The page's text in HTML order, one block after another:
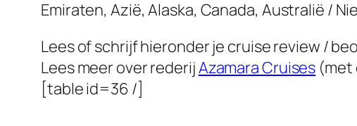
Emiraten, Azië, Alaska, Canada, Australië /
Lees of schrijf hieronder je cruise review /
Lees meer over rederijAzamara Cruises (met
[table id=36 /]